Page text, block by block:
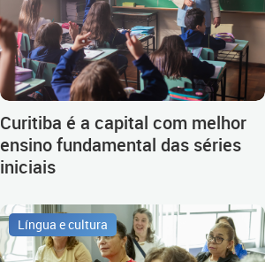
Curitiba é a capital com melhor
ensino fundamental das séries
iniciais
Língua e cultura